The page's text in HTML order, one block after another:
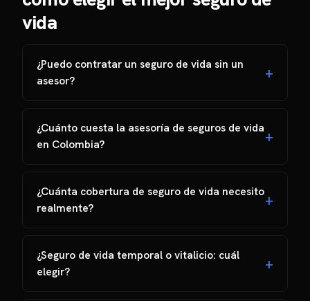
vida
¿Puedo contratar un seguro de vida sin un
asesor?
¿Cuánto cuesta la asesoría de seguros de vida
en Colombia?
¿Cuánta cobertura de seguro de vida necesito
realmente?
¿Seguro de vida temporal o vitalicio: cuál
elegir?